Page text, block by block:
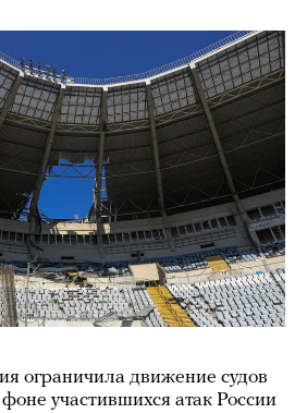
ограничила движение судов
участившихся атак России